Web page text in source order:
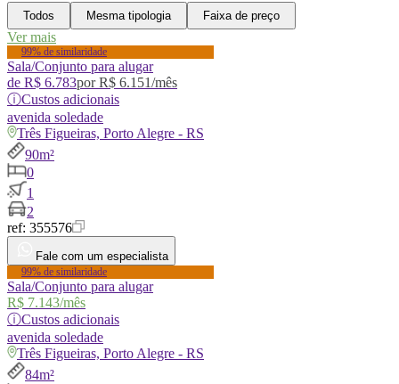
Todos Mesma tipologia Faixa de preço
Ver mais
99% de similaridade
Sala/Conjunto para alugar
de R$ 6.783porR$ 6.151/mês
ⓘCustos adicionais
avenida soledade
Três Figueiras, Porto Alegre - RS
90m²
0
1
2
ref: 355576
Fale com um especialista
99% de similaridade
Sala/Conjunto para alugar
R$ 7.143/mês
ⓘCustos adicionais
avenida soledade
Três Figueiras, Porto Alegre - RS
84m²